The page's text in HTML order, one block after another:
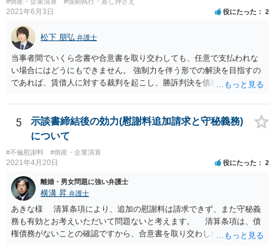
2021年6月3日 役にたった 2
松下 朋弘 弁護士
当事者間でいくら念書や合意書を取り交わしても、任意で支払われな
い場合にはどうにもできません。 強制力を伴う形での解決を目指すの
であれば、賃借人に対する裁判を起こし、勝訴判決を債務名義とした
制執行認諾文言を入れた準消費貸借契約公正証書を作成し、滞納があ
った場合に強制執行を行うといった方法が考えられます。 裁判を避け
たい、相手方の協力が期待できるとのことであれば後者を利用するの
も手です。 どちらの手段を取るにしても弁護士に相談されることをお
すすめします。
5
示談書締結後の効力(慰謝料追加請求と守秘義務)
について
#不倫慰謝料 #倒産・企業清算
2021年4月20日 役にたった 2
離婚・男女問題に強い弁護士
横溝 昇 弁護士
あきな様 清算条項により、追加の慰謝料は請求できず、また守秘義
務も有効とお考えいただいて問題ないと考えます。 清算条項は、債
権債務がないことの確認ですから、合意書を取り交わした後に生じた